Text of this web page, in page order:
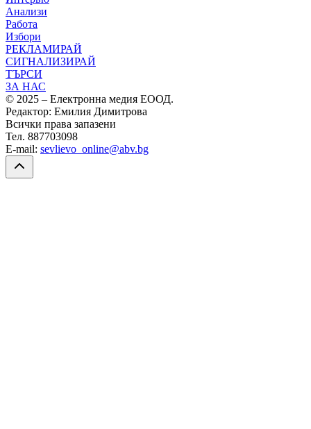
Анализи
Работа
Избори
РЕКЛАМИРАЙ
СИГНАЛИЗИРАЙ
ТЪРСИ
ЗА НАС
© 2025 – Електронна медия ЕООД.
Редактор: Емилия Димитрова
Всички права запазени
Тел. 887703098
E-mail: sevlievo_online@abv.bg